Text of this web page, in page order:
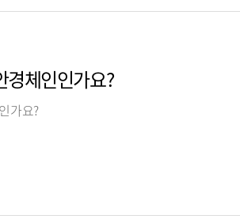
경체인인가요?
가요?